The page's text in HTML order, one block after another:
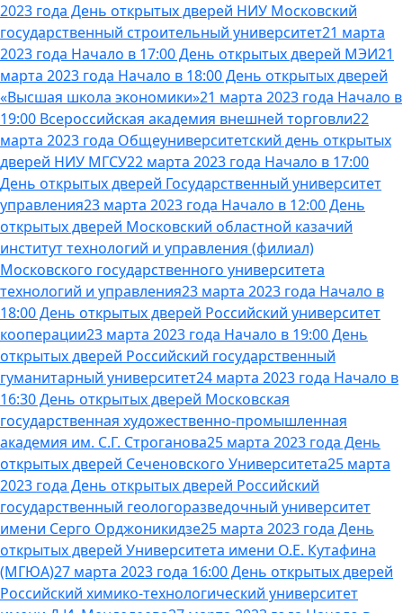
2023 года День открытых дверей НИУ Московский
государственный строительный университет21 марта
2023 года Начало в 17:00 День открытых дверей МЭИ21
марта 2023 года Начало в 18:00 День открытых дверей
«Высшая школа экономики»21 марта 2023 года Начало в
19:00 Всероссийская академия внешней торговли22
марта 2023 года Общеуниверситетский день открытых
дверей НИУ МГСУ22 марта 2023 года Начало в 17:00
День открытых дверей Государственный университет
управления23 марта 2023 года Начало в 12:00 День
открытых дверей Московский областной казачий
институт технологий и управления (филиал)
Московского государственного университета
технологий и управления23 марта 2023 года Начало в
18:00 День открытых дверей Российский университет
кооперации23 марта 2023 года Начало в 19:00 День
открытых дверей Российский государственный
гуманитарный университет24 марта 2023 года Начало в
16:30 День открытых дверей Московская
государственная художественно-промышленная
академия им. С.Г. Строганова25 марта 2023 года День
открытых дверей Сеченовского Университета25 марта
2023 года День открытых дверей Российский
государственный геологоразведочный университет
имени Серго Орджоникидзе25 марта 2023 года День
открытых дверей Университета имени О.Е. Кутафина
(МГЮА)27 марта 2023 года 16:00 День открытых дверей
Российский химико-технологический университет